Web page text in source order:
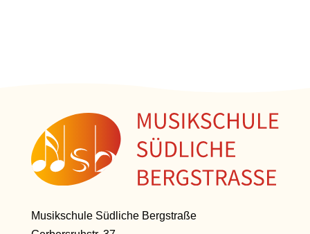
Musikschule Südliche Bergstraße